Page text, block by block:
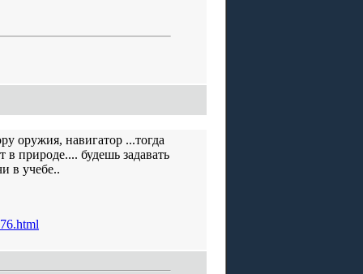
оружия, навигатор ...тогда
в природе.... будешь задавать
в учебе..